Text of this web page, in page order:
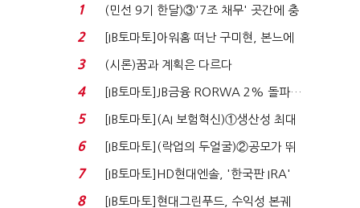
1
(민선 9기 한달)③'7조 채무' 곳간에 충
격…추미애, 20년...
2
[IB토마토]아워홈 떠난 구미현, 본느에
340억 베팅…가...
3 (시론)꿈과 계획은 다르다
4
[IB토마토]JB금융 RORWA 2% 돌파…
실적 견인은 은행 ...
5
[IB토마토](AI 보험혁신)①생산성 최대
80% 개선…현실...
6
[IB토마토](락업의 두얼굴)②공모가 뛰
자 첫날 매도…FI ...
7
[IB토마토]HD현대엔솔, '한국판 IRA'
수혜 부상…세액공...
8
[IB토마토]현대그린푸드, 수익성 본궤